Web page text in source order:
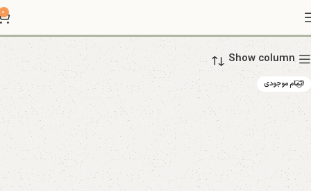
0 نیمتنه لگ
Show column
اتمام موجودی